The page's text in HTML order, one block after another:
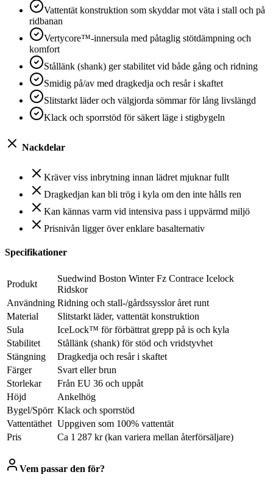
Vattentät konstruktion som skyddar mot väta i stall och på
ridbanan
Vertycore™-innersula med påtaglig stötdämpning och
komfort
Stållänk (shank) ger stabilitet vid både gång och ridning
Smidig på/av med dragkedja och resår i skaftet
Slitstarkt läder och välgjorda sömmar för lång livslängd
Klack och sporrstöd för säkert läge i stigbygeln
Nackdelar
Kräver viss inbrytning innan lädret mjuknar fullt
Dragkedjan kan bli trög i kyla om den inte hålls ren
Kan kännas varm vid intensiva pass i uppvärmd miljö
Prisnivån ligger över enklare basalternativ
Specifikationer
Produkt
Suedwind Boston Winter Fz Contrace Icelock
Ridskor
Användning Ridning och stall-/gårdssysslor året runt
Material
Slitstarkt läder, vattentät konstruktion
Sula
IceLock™ för förbättrat grepp på is och kyla
Stabilitet
Stållänk (shank) för stöd och vridstyvhet
Stängning
Dragkedja och resår i skaftet
Färger
Svart eller brun
Storlekar
Från EU 36 och uppåt
Höjd
Ankelhög
Bygel/Spörr Klack och sporrstöd
Vattentäthet Uppgiven som 100% vattentät
Pris
Ca 1 287 kr (kan variera mellan återförsäljare)
Vem passar den för?